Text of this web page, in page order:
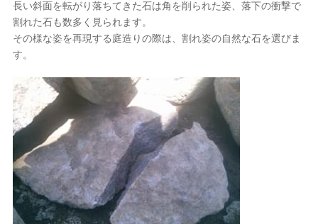
長い斜面を転がり落ちてきた石は角を削られた姿、落下の衝撃で
割れた石も数多く見られます。
その様な姿を再現する庭造りの際は、割れ姿の自然な石を選びま
す。